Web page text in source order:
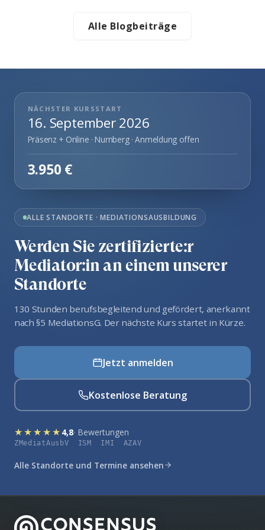
Alle Blogbeiträge
ALLE STANDORTE · MEDIATIONSAUSBILDUNG
Werden Sie zertifizierte:r
Mediator:in an einem unserer
Standorte
130 Stunden berufsbegleitend und gefördert, anerkannt
nach §5 MediationsG. Der nächste Kurs startet in Kürze.
Jetzt anmelden
Kostenlose Beratung
★★★★★ 4,8· Bewertungen
ZMediatAusbV ISM IMI AZAV
Alle Standorte und Termine ansehen
NÄCHSTER KURSSTART
16. September 2026
Präsenz + Online · Nurnberg · Anmeldung offen
3.950 €